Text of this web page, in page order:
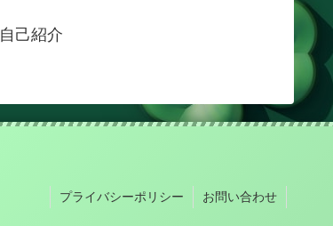
自己紹介
プライバシーポリシー お問い合わせ